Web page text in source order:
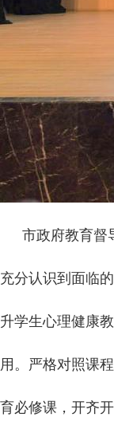
市政府教育督
充分认识到面临
升学生心理健康
用。严格对照课
育必修课，开齐